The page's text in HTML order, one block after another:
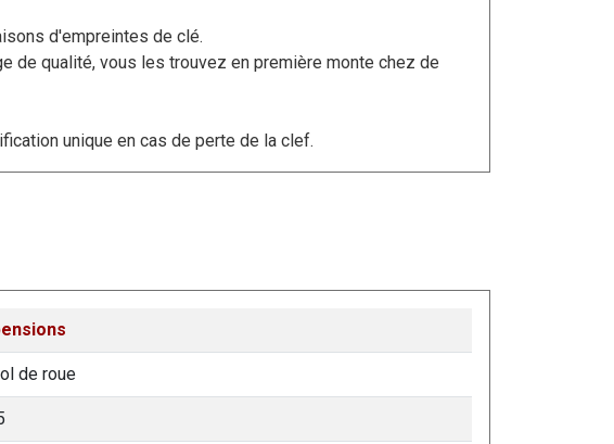
d'empreintes de clé.
de qualité, vous les trouvez en première monte chez de
unique en cas de perte de la clef.
de roue